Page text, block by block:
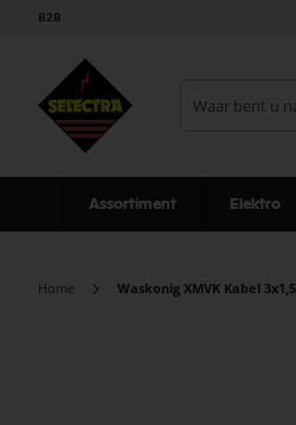
B2B
Assortiment Elektro
Home Waskonig XMVK Kabel